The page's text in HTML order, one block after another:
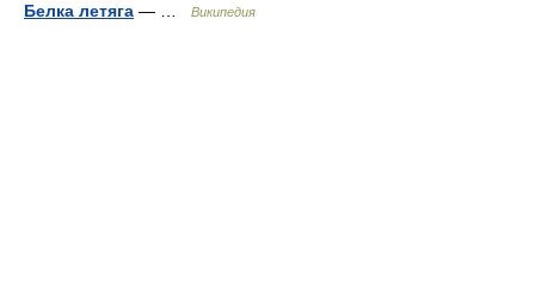
Белка летяга — … Википедия